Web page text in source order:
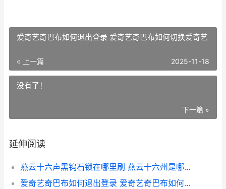
爱奇艺奇巴布如何退出登录 爱奇艺奇巴布如何切换爱奇艺
« 上一篇 2025-11-18
没有了！
下一篇 »
延伸阅读
燕云十六声黑钨石锁在哪里刷 燕云十六州是哪十六种
爱奇艺奇巴布如何退出登录 爱奇艺奇巴布如何切换爱奇艺